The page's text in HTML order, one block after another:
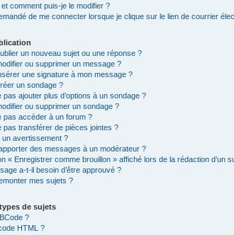
comment puis-je le modifier ?
de me connecter lorsque je clique sur le lien de courrier
un nouveau sujet ou une réponse ?
ou supprimer un message ?
une signature à mon message ?
un sondage ?
pas ajouter plus d’options à un sondage ?
ou supprimer un sondage ?
pas accéder à un forum ?
pas transférer de pièces jointes ?
un avertissement ?
des messages à un modérateur ?
« Enregistrer comme brouillon » affiché lors de la rédaction d’un
a-t-il besoin d’être approuvé ?
mes sujets ?
de sujets
?
HTML ?